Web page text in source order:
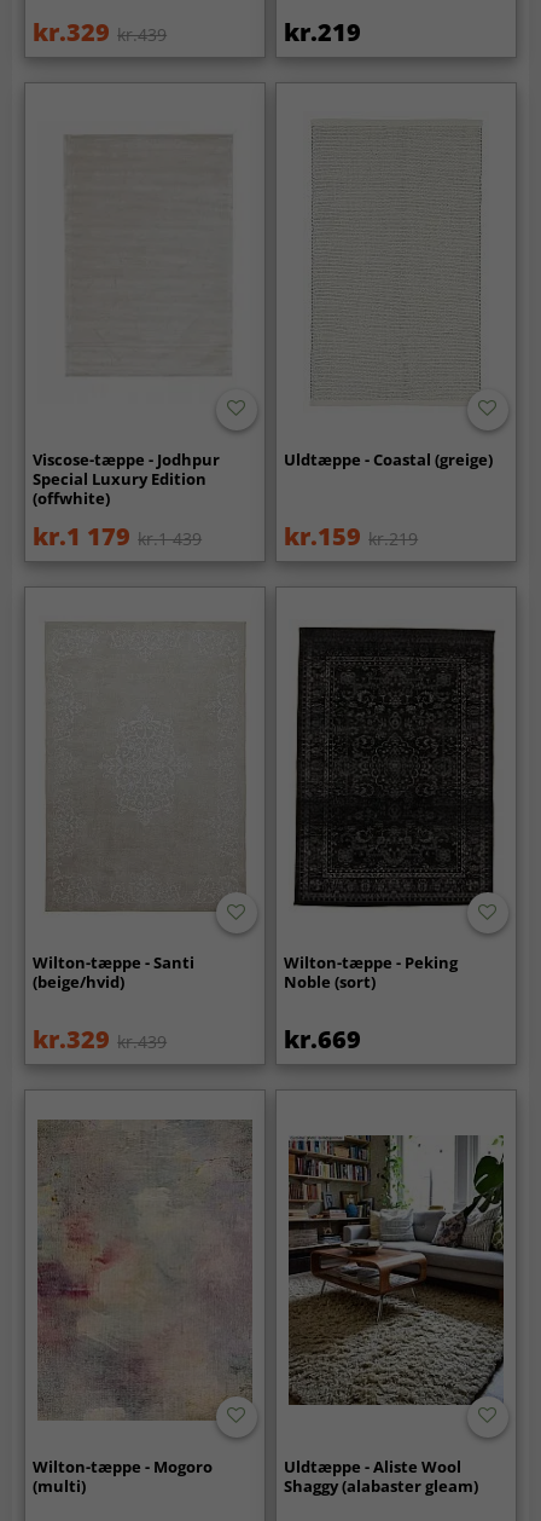
kr.329 kr.439 kr.219
Viscose-tæppe - Jodhpur
Special Luxury Edition
(offwhite)
kr.1 179 kr.1 439
Uldtæppe - Coastal (greige)
kr.159 kr.219
Wilton-tæppe - Santi
(beige/hvid)
kr.329 kr.439
Wilton-tæppe - Peking
Noble (sort)
kr.669
Wilton-tæppe - Mogoro
(multi)
Uldtæppe - Aliste Wool
Shaggy (alabaster gleam)